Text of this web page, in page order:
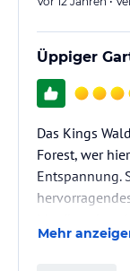
Üppiger
Das Kings
Forest, wer
Entspannung.
Auswahl an
Mehr